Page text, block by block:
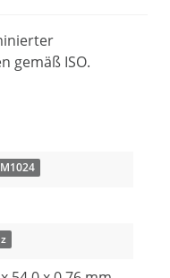
gemäß ISO.